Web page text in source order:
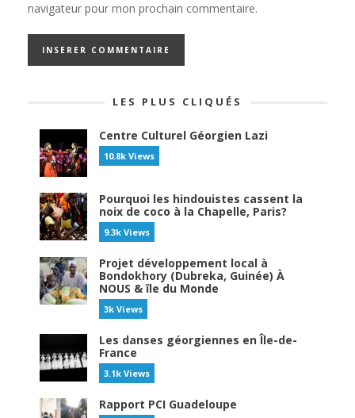
navigateur pour mon prochain commentaire.
LES PLUS CLIQUÉS
Centre Culturel Géorgien Lazi
10.8k Views
Pourquoi les hindouistes cassent la
noix de coco à la Chapelle, Paris?
9.3k Views
Projet développement local à
Bondokhory (Dubreka, Guinée) À
NOUS & île du Monde
3k Views
Les danses géorgiennes en Île-de-
France
3.1k Views
Rapport PCI Guadeloupe